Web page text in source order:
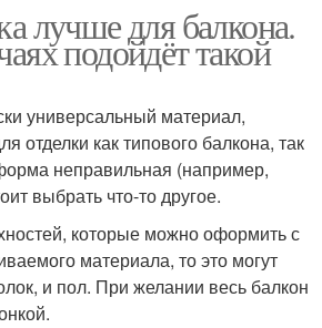
лучше для балкона.
подойдёт такой
универсальный материал,
отделки как типового балкона, так
неправильная (например,
выбрать что-то другое.
которые можно оформить с
материала, то это могут
и пол. При желании весь балкон